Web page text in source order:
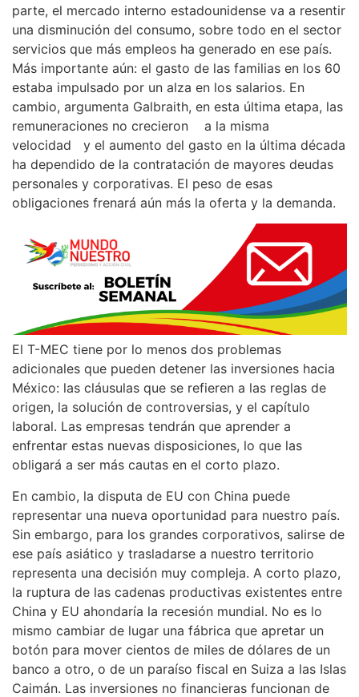
parte, el mercado interno estadounidense va a resentir
una disminución del consumo, sobre todo en el sector
servicios que más empleos ha generado en ese país.
Más importante aún: el gasto de las familias en los 60
estaba impulsado por un alza en los salarios. En
cambio, argumenta Galbraith, en esta última etapa, las
remuneraciones no crecieron a la misma
velocidad y el aumento del gasto en la última década
ha dependido de la contratación de mayores deudas
personales y corporativas. El peso de esas
obligaciones frenará aún más la oferta y la demanda.
El T-MEC tiene por lo menos dos problemas
adicionales que pueden detener las inversiones hacia
México: las cláusulas que se refieren a las reglas de
origen, la solución de controversias, y el capítulo
laboral. Las empresas tendrán que aprender a
enfrentar estas nuevas disposiciones, lo que las
obligará a ser más cautas en el corto plazo.
En cambio, la disputa de EU con China puede
representar una nueva oportunidad para nuestro país.
Sin embargo, para los grandes corporativos, salirse de
ese país asiático y trasladarse a nuestro territorio
representa una decisión muy compleja. A corto plazo,
la ruptura de las cadenas productivas existentes entre
China y EU ahondaría la recesión mundial. No es lo
mismo cambiar de lugar una fábrica que apretar un
botón para mover cientos de miles de dólares de un
banco a otro, o de un paraíso fiscal en Suiza a las Islas
Caimán. Las inversiones no financieras funcionan de